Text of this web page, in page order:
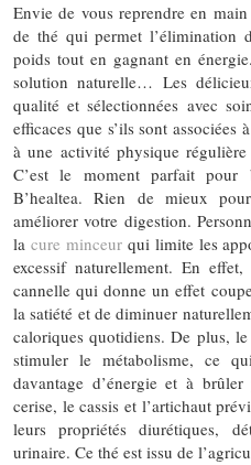
Envie de vous reprendre en
de thé qui permet l’élimination
poids tout en gagnant en
solution naturelle… Les
qualité et sélectionnées avec
efficaces que s’ils sont
à une activité physique
C’est le moment parfait
B’healtea. Rien de mieux
améliorer votre digestion.
la cure minceurqui limite les
excessif naturellement. En
cannelle qui donne un effet
la satiété et de diminuer
caloriques quotidiens. De plus,
stimuler le métabolisme, ce
davantage d’énergie et à
cerise, le cassis et l’artichaut
leurs propriétés diurétiques,
urinaire. Ce thé est issu de